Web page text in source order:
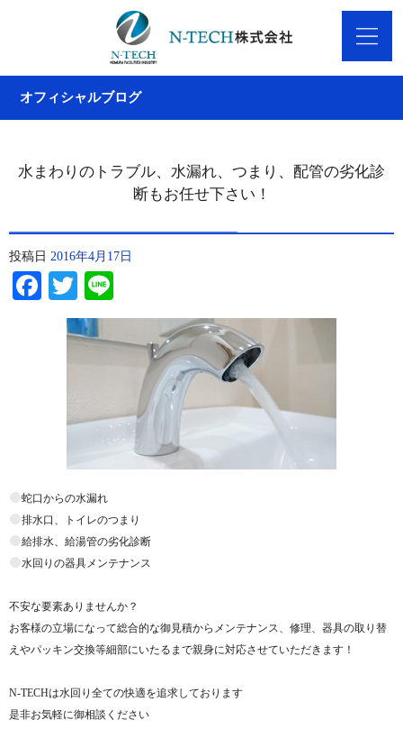
オフィシャルブログ
水まわりのトラブル、水漏れ、つまり、配管の劣化診
断もお任せ下さい！
投稿日 2016年4月17日
Facebook
Twitter
蛇口からの水漏れ
排水口、トイレのつまり
給排水、給湯管の劣化診断
水回りの器具メンテナンス
不安な要素ありませんか？
お客様の立場になって総合的な御見積からメンテナンス、修理、器具の取り替
えやパッキン交換等細部にいたるまで親身に対応させていただきます！
N-TECHは水回り全ての快適を追求しております
是非お気軽に御相談ください